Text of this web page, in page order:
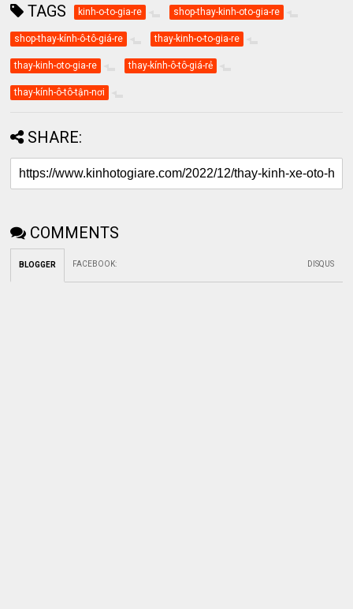
TAGS kinh-o-to-gia-re shop-thay-kinh-oto-gia-re
shop-thay-kính-ô-tô-giá-re thay-kinh-o-to-gia-re
thay-kinh-oto-gia-re thay-kính-ô-tô-giá-rẻ
thay-kính-ô-tô-tận-nơi
SHARE:
COMMENTS
BLOGGER FACEBOOK: DISQUS